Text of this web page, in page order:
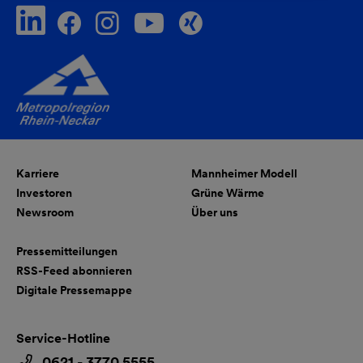
Karriere
Investoren
Newsroom
Mannheimer Modell
Grüne Wärme
Über uns
Pressemitteilungen
RSS-Feed abonnieren
Digitale Pressemappe
Service-Hotline